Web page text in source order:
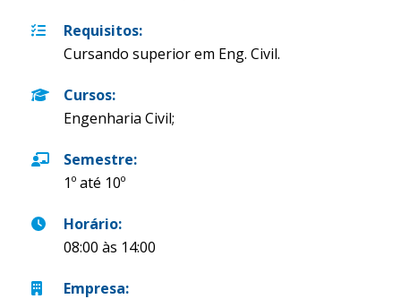
Requisitos:
Cursando superior em Eng. Civil.
Cursos:
Engenharia Civil;
Semestre:
1º até 10º
Horário:
08:00 às 14:00
Empresa: